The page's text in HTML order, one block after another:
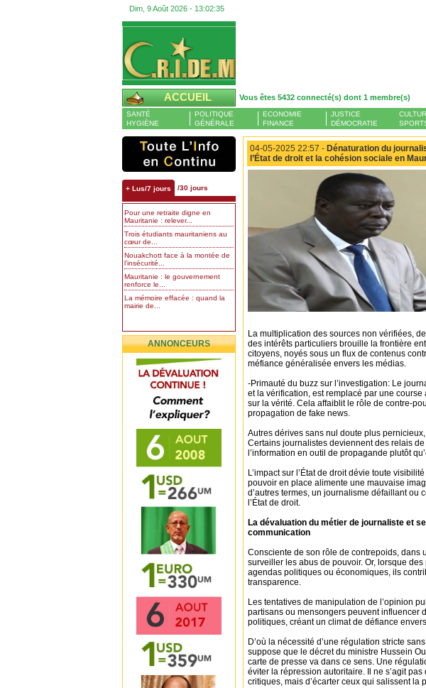
Dim, 9 Août 2026 - 13:02:36
ACCUEIL Vous êtes 5432 connecté(s) dont 1 membre(s)
SANTÉ
HYGIÈNE
POLITIQUE
GÉNÉRALE
ECONOMIE
FINANCE
JUSTICE
DÉMOCRATIE
+ Lus/7 jours /30 jours
Pour une retraite digne en
Mauritanie : relever...
Trois étudiants mauritaniens au
cœur de...
Nouakchott face à la montée de
l’insécurité...
Mauritanie : le gouvernement
renforce le...
La mémoire effacée : quand la
mairie de...
ANNONCEURS
04-05-2025 22:57 - Dénaturation du
l’État de droit et la cohésion sociale en
La multiplication des sources non vérifiées,
des intérêts particuliers brouille la frontière
citoyens, noyés sous un flux de contenus
méfiance généralisée envers les médias.
-Primauté du buzz sur l’investigation: Le
et la vérification, est remplacé par une
sur la vérité. Cela affaiblit le rôle de contre-
propagation de fake news.
Autres dérives sans nul doute plus
Certains journalistes deviennent des relais
l’information en outil de propagande plutôt
L’impact sur l’État de droit dévie toute
pouvoir en place alimente une mauvaise
d’autres termes, un journalisme défaillant ou
l’État de droit.
La dévaluation du métier de journaliste et
communication
Consciente de son rôle de contrepoids, dans
surveiller les abus de pouvoir. Or, lorsque
agendas politiques ou économiques, ils
transparence.
Les tentatives de manipulation de l’opinion
partisans ou mensongers peuvent influencer
politiques, créant un climat de défiance
D’où la nécessité d’une régulation stricte
suppose que le décret du ministre Hussein
carte de presse va dans ce sens. Une
éviter la répression autoritaire. Il ne s’agit
critiques, mais d’écarter ceux qui salissent la